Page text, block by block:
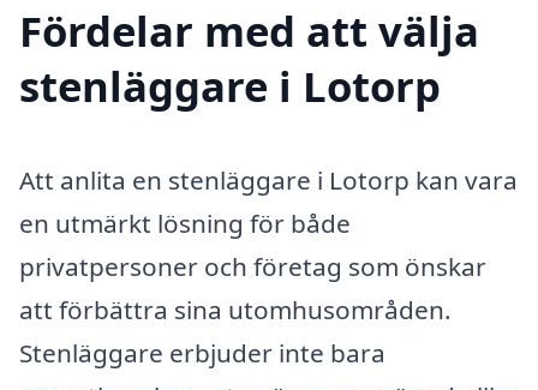
Fördelar med att välja
stenläggare i Lotorp
Att anlita en stenläggare i Lotorp kan vara
en utmärkt lösning för både
privatpersoner och företag som önskar
att förbättra sina utomhusområden.
Stenläggare erbjuder inte bara